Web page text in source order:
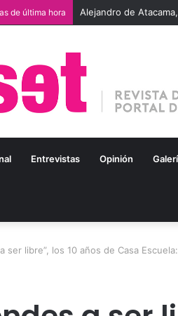
de última hora
Entrevistas Opinión
ser libre”, los 10 años de Casa